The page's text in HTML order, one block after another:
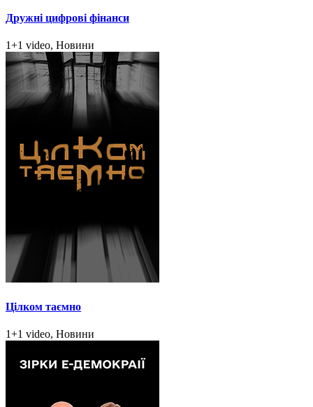
Дружні цифрові фінанси
1+1 video, Новини
Цілком таємно
1+1 video, Новини